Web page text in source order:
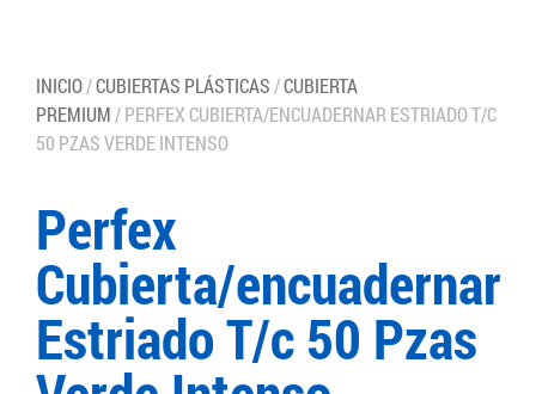
INICIO/CUBIERTAS PLÁSTICAS /CUBIERTA
PREMIUM / PERFEX CUBIERTA/ENCUADERNAR ESTRIADO T/C
50 PZAS VERDE INTENSO
Perfex
Cubierta/encuadernar
Estriado T/c 50 Pzas